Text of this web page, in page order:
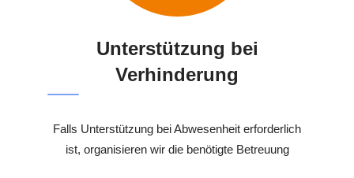
Unterstützung bei
Verhinderung
Falls Unterstützung bei Abwesenheit erforderlich
ist, organisieren wir die benötigte Betreuung